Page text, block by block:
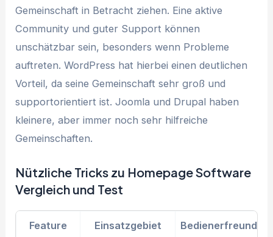
Gemeinschaft in Betracht ziehen. Eine aktive
Community und guter Support können
unschätzbar sein, besonders wenn Probleme
auftreten. WordPress hat hierbei einen deutlichen
Vorteil, da seine Gemeinschaft sehr groß und
supportorientiert ist. Joomla und Drupal haben
kleinere, aber immer noch sehr hilfreiche
Gemeinschaften.
Nützliche Tricks zu Homepage Software
Vergleich und Test
Feature Einsatzgebiet